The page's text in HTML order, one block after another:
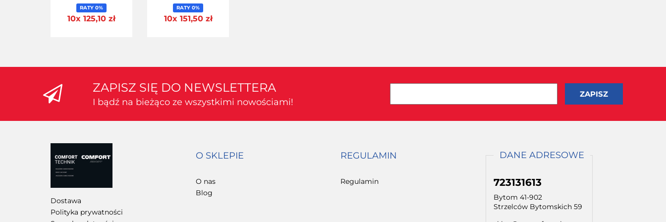
RATY 0%
10x 125,10 zł
RATY 0%
10x 151,50 zł
ZAPISZ SIĘ DO NEWSLETTERA
I bądź na bieżąco ze wszystkimi nowościami!
Dostawa
Polityka prywatności
O SKLEPIE
O nas
Blog
REGULAMIN
Regulamin
DANE ADRESOWE
723131613
Bytom 41-902
Strzelców Bytomskich 59